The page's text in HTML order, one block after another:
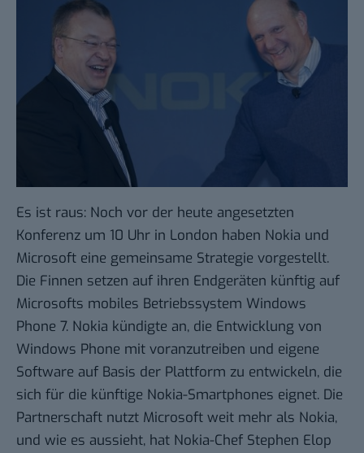
Es ist raus: Noch vor der heute angesetzten
Konferenz um 10 Uhr in London haben Nokia und
Microsoft eine gemeinsame Strategie vorgestellt.
Die Finnen setzen auf ihren Endgeräten künftig auf
Microsofts mobiles Betriebssystem Windows
Phone 7. Nokia kündigte an, die Entwicklung von
Windows Phone mit voranzutreiben und eigene
Software auf Basis der Plattform zu entwickeln, die
sich für die künftige Nokia-Smartphones eignet. Die
Partnerschaft nutzt Microsoft weit mehr als Nokia,
und wie es aussieht, hat Nokia-Chef Stephen Elop